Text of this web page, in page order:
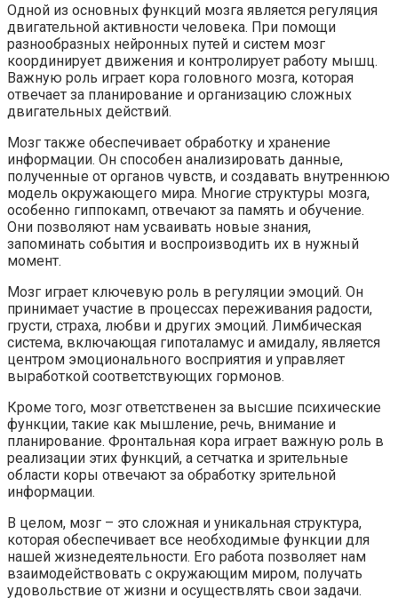
Одной из основных функций мозга является регуляция
двигательной активности человека. При помощи
разнообразных нейронных путей и систем мозг
координирует движения и контролирует работу мышц.
Важную роль играет кора головного мозга, которая
отвечает за планирование и организацию сложных
двигательных действий.
Мозг также обеспечивает обработку и хранение
информации. Он способен анализировать данные,
полученные от органов чувств, и создавать внутреннюю
модель окружающего мира. Многие структуры мозга,
особенно гиппокамп, отвечают за память и обучение.
Они позволяют нам усваивать новые знания,
запоминать события и воспроизводить их в нужный
момент.
Мозг играет ключевую роль в регуляции эмоций. Он
принимает участие в процессах переживания радости,
грусти, страха, любви и других эмоций. Лимбическая
система, включающая гипоталамус и амидалу, является
центром эмоционального восприятия и управляет
выработкой соответствующих гормонов.
Кроме того, мозг ответственен за высшие психические
функции, такие как мышление, речь, внимание и
планирование. Фронтальная кора играет важную роль в
реализации этих функций, а сетчатка и зрительные
области коры отвечают за обработку зрительной
информации.
В целом, мозг – это сложная и уникальная структура,
которая обеспечивает все необходимые функции для
нашей жизнедеятельности. Его работа позволяет нам
взаимодействовать с окружающим миром, получать
удовольствие от жизни и осуществлять свои задачи.